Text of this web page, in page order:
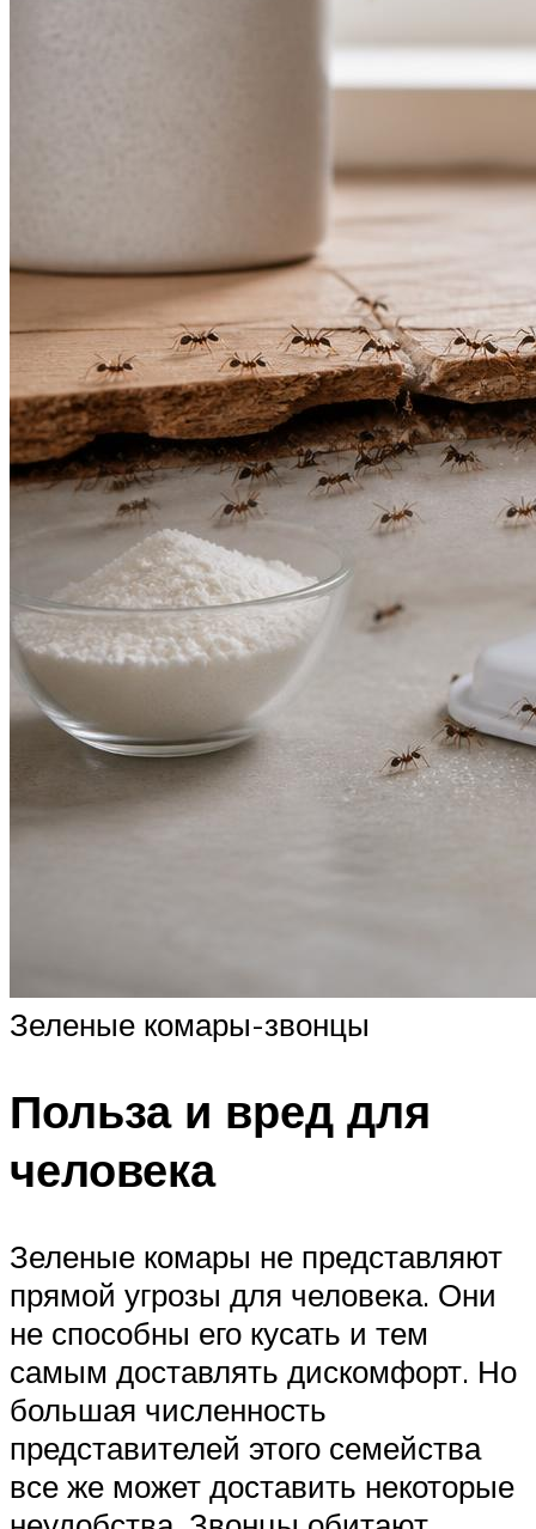
Зеленые комары-звонцы
Польза и вред для
человека
Зеленые комары не представляют
прямой угрозы для человека. Они
не способны его кусать и тем
самым доставлять дискомфорт. Но
большая численность
представителей этого семейства
все же может доставить некоторые